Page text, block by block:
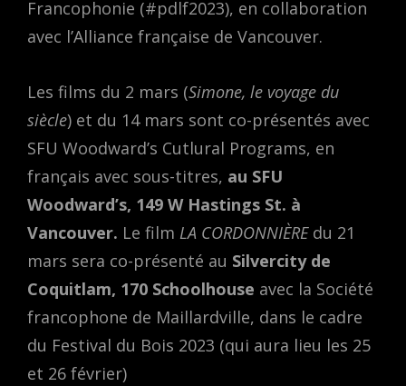
Francophonie (#pdlf2023), en collaboration
avec l’Alliance française de Vancouver.
Les films du 2 mars (Simone, le voyage du
siècle) et du 14 mars sont co-présentés avec
SFU Woodward’s Cutlural Programs, en
français avec sous-titres, au SFU
Woodward’s, 149 W Hastings St. à
Vancouver. Le film LA CORDONNIÈREdu 21
mars sera co-présenté au Silvercity de
Coquitlam, 170 Schoolhouse avec la Société
francophone de Maillardville, dans le cadre
du Festival du Bois 2023 (qui aura lieu les 25
et 26 février)